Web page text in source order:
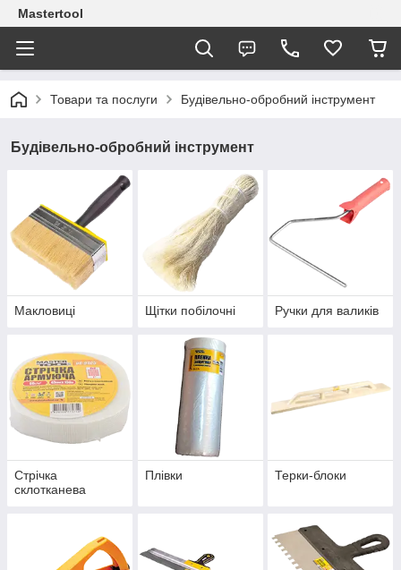
Mastertool
Товари та послуги Будівельно-обробний інструмент
Будівельно-обробний інструмент
Макловиці Щітки побілочні Ручки для валиків
Стрічка
склотканева
Плівки Терки-блоки